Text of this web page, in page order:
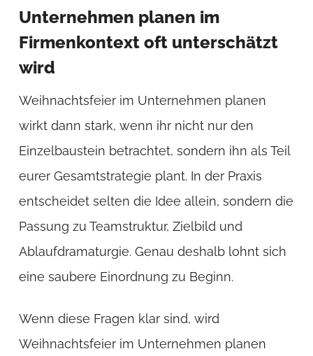
Unternehmen planen im
Firmenkontext oft unterschätzt
wird
Weihnachtsfeier im Unternehmen planen
wirkt dann stark, wenn ihr nicht nur den
Einzelbaustein betrachtet, sondern ihn als Teil
eurer Gesamtstrategie plant. In der Praxis
entscheidet selten die Idee allein, sondern die
Passung zu Teamstruktur, Zielbild und
Ablaufdramaturgie. Genau deshalb lohnt sich
eine saubere Einordnung zu Beginn.
Wenn diese Fragen klar sind, wird
Weihnachtsfeier im Unternehmen planen